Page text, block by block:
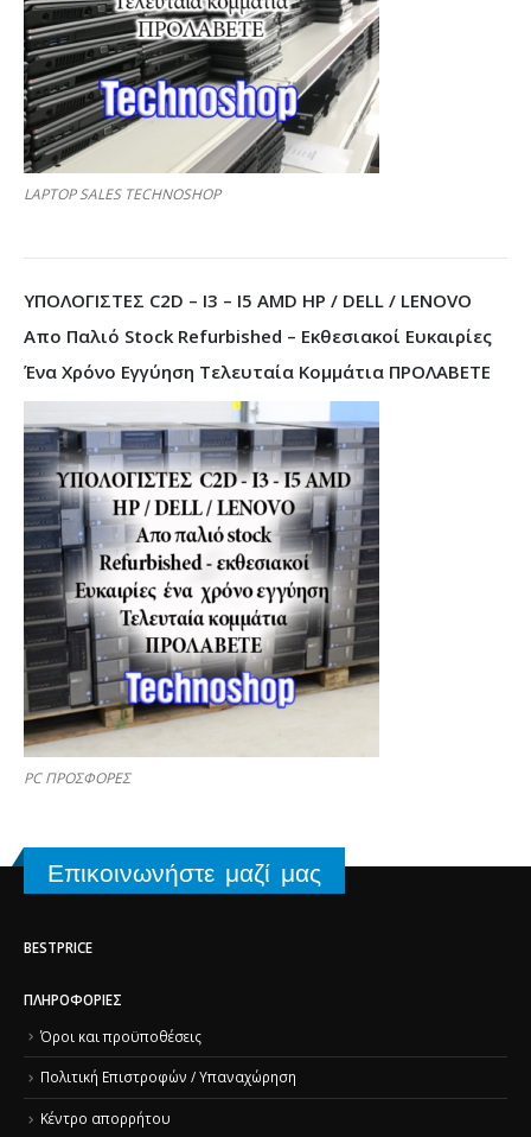
LAPTOP SALES TECHNOSHOP
ΥΠΟΛΟΓΙΣΤΕΣ C2D – I3 – I5 AMD HP / DELL / LENOVO
Απο Παλιό Stock Refurbished – Εκθεσιακοί Ευκαιρίες
Ένα Χρόνο Εγγύηση Τελευταία Κομμάτια ΠΡΟΛΑΒΕΤΕ
PC ΠΡΟΣΦΟΡΕΣ
Επικοινωνήστε μαζί μας
BESTPRICE
ΠΛΗΡΟΦΟΡΊΕΣ
Όροι και προϋποθέσεις
Πολιτική Επιστροφών / Υπαναχώρηση
Κέντρο απορρήτου